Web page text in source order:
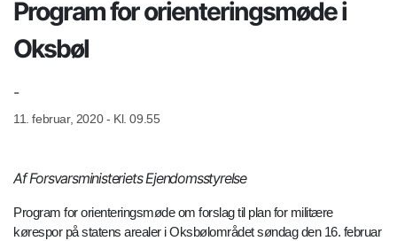
Program for orienteringsmøde i
Oksbøl
-
11. februar, 2020 - Kl. 09.55
Af Forsvarsministeriets Ejendomsstyrelse
Program for orienteringsmøde om forslag til plan for militære
kørespor på statens arealer i Oksbølområdet søndag den 16. februar